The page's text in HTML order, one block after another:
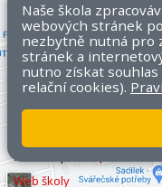
stránek
Web školy
Naše škola
webových stránek
nezbytně nutná pro
stránek a
nutno získat
relační cookies).